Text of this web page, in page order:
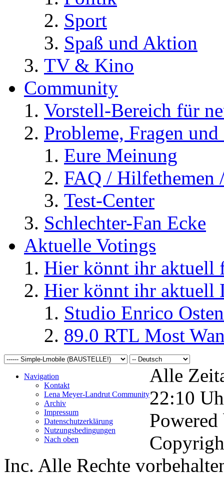
Sport
Spaß und Aktion
TV & Kino
Community
Vorstell-Bereich für
Probleme, Fragen
Eure Meinung
FAQ / Hilfethemen
Test-Center
Schlechter-Fan Ecke
Aktuelle Votings
Hier könnt ihr aktuell
Hier könnt ihr aktuell
Studio Enrico
89.0 RTL Most
Navigation
Kontakt
Lena Meyer-Landrut Community
Archiv
Impressum
Datenschutzerklärung
Nutzungsbedingungen
Nach oben
Alle
22:10
Inc. Alle Rechte